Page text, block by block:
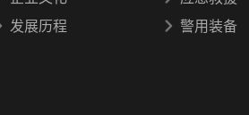
发展历程
警用装备